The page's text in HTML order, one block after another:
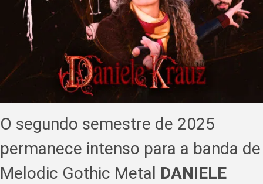
O segundo semestre de 2025
permanece intenso para a banda de
Melodic Gothic Metal DANIELE